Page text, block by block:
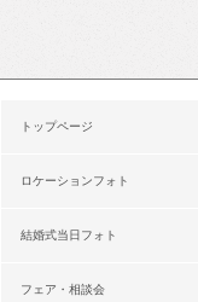
トップページ
ロケーションフォト
結婚式当日フォト
フェア・相談会